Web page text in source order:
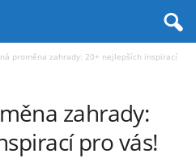
proměna zahrady: 20+ nejlepších inspirací
zahrady:
pro vás!